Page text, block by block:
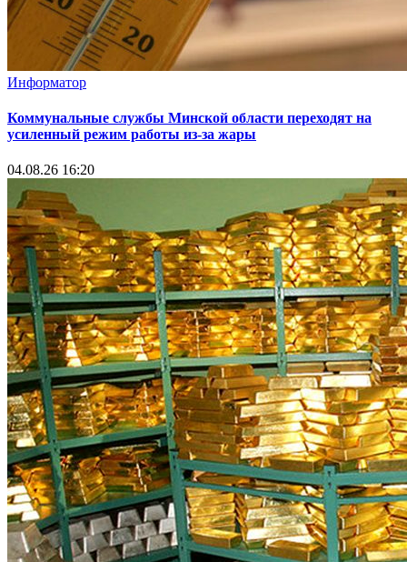
Информатор
Коммунальные службы Минской области переходят на
усиленный режим работы из-за жары
04.08.26 16:20